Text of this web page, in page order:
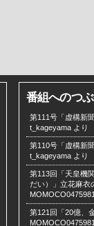
番組へのつ
第111号「虚構新
t_kageyama より
第110号「虚構新
t_kageyama より
第113回「天皇機
だい）」立花麻衣
第121回「20億、